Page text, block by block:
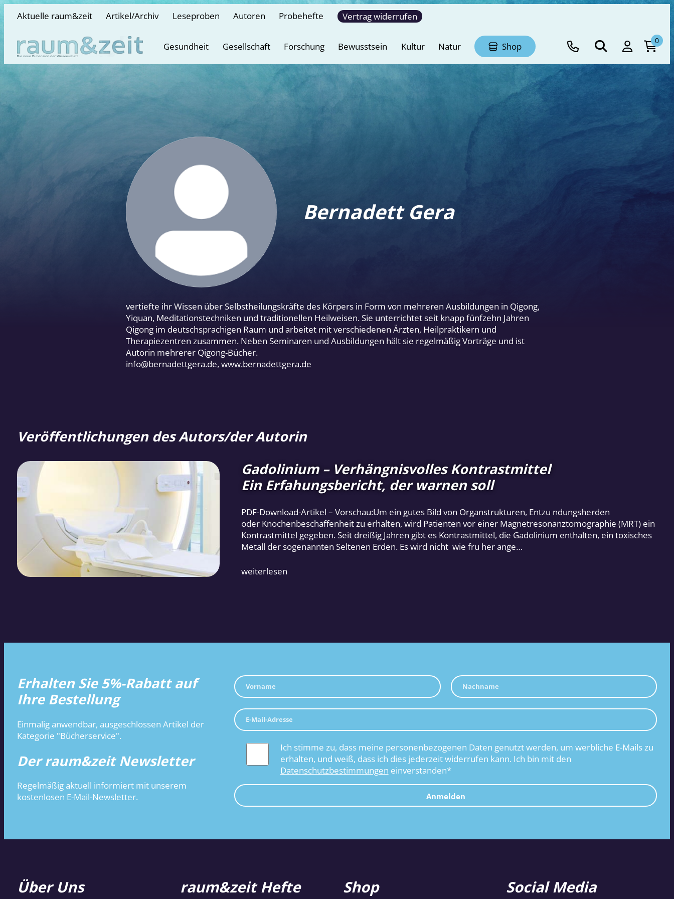
Aktuelle raum&zeit Artikel/Archiv Leseproben Autoren Probehefte Vertrag widerrufen
Gesundheit Gesellschaft Forschung Bewusstsein Kultur Natur Shop
0
Bernadett Gera
vertiefte ihr Wissen über Selbstheilungskräfte des Körpers in Form von mehreren Ausbildungen in Qigong,
Yiquan, Meditationstechniken und traditionellen Heilweisen. Sie unterrichtet seit knapp fünfzehn Jahren
Qigong im deutschsprachigen Raum und arbeitet mit verschiedenen Ärzten, Heilpraktikern und
Therapiezentren zusammen. Neben Seminaren und Ausbildungen hält sie regelmäßig Vorträge und ist
Autorin mehrerer Qigong-Bücher.
info@bernadettgera.de, www.bernadettgera.de
Veröffentlichungen des Autors/der Autorin
Gadolinium – Verhängnisvolles Kontrastmittel
Ein Erfahungsbericht, der warnen soll
PDF-Download-Artikel – Vorschau:Um ein gutes Bild von Organstrukturen, Entzu ndungsherden
oder Knochenbeschaffenheit zu erhalten, wird Patienten vor einer Magnetresonanztomographie (MRT) ein
Kontrastmittel gegeben. Seit dreißig Jahren gibt es Kontrastmittel, die Gadolinium enthalten, ein toxisches
Metall der sogenannten Seltenen Erden. Es wird nicht wie fru her ange…
weiterlesen
Erhalten Sie 5%-Rabatt auf
Ihre Bestellung
Einmalig anwendbar, ausgeschlossen Artikel der
Kategorie "Bücherservice".
Der raum&zeit Newsletter
Regelmäßig aktuell informiert mit unserem
kostenlosen E-Mail-Newsletter.
Ich stimme zu, dass meine personenbezogenen Daten genutzt werden, um werbliche E-Mails zu
erhalten, und weiß, dass ich dies jederzeit widerrufen kann. Ich bin mit den
Datenschutzbestimmungen einverstanden*
Anmelden
Über Uns raum&zeit Hefte Shop Social Media